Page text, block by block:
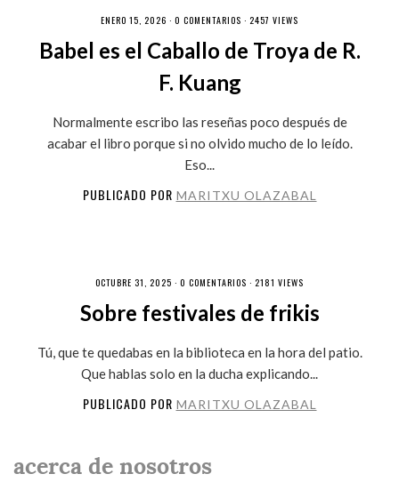
ENERO 15, 2026 · 0 COMENTARIOS · 2457 VIEWS
Babel es el Caballo de Troya de R.
F. Kuang
Normalmente escribo las reseñas poco después de
acabar el libro porque si no olvido mucho de lo leído.
Eso...
PUBLICADO POR MARITXU OLAZABAL
OCTUBRE 31, 2025 · 0 COMENTARIOS · 2181 VIEWS
Sobre festivales de frikis
Tú, que te quedabas en la biblioteca en la hora del patio.
Que hablas solo en la ducha explicando...
PUBLICADO POR MARITXU OLAZABAL
acerca de nosotros